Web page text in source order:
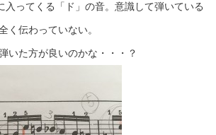
入ってくる「ド」の音。意識して弾いている
く伝わっていない。
いた方が良いのかな・・・？